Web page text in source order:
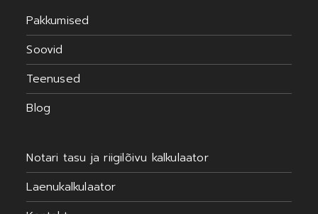
Pakkumised
Soovid
Teenused
Blog
Notari tasu ja riigilõivu kalkulaator
Laenukalkulaator